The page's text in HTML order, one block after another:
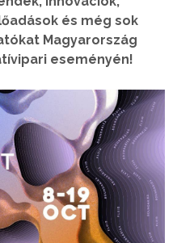
és még sok
Magyarország
eseményén!